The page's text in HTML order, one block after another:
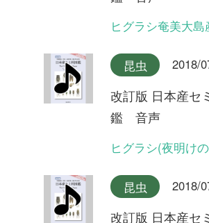
改訂版 日本産セミ科図
鑑 音声
ヒメハルゼミ(夕方の合唱)
昆虫 2018/07/06
改訂版 日本産セミ科図
昆虫 2018/07/06